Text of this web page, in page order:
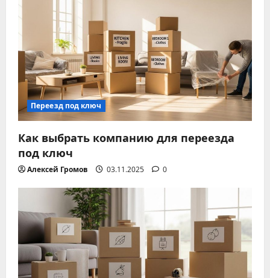
п
о
з
а
п
и
с
я
м
Переезд под ключ
Как выбрать компанию для переезда
под ключ
Алексей Громов 03.11.2025 0